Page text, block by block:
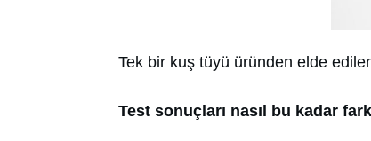
Tek bir kuş tüyü üründen elde
Test sonuçları nasıl bu kadar